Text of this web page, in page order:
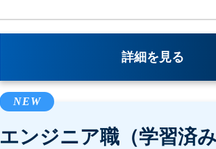
詳細を見る
NEW
エンジニア職（学習済